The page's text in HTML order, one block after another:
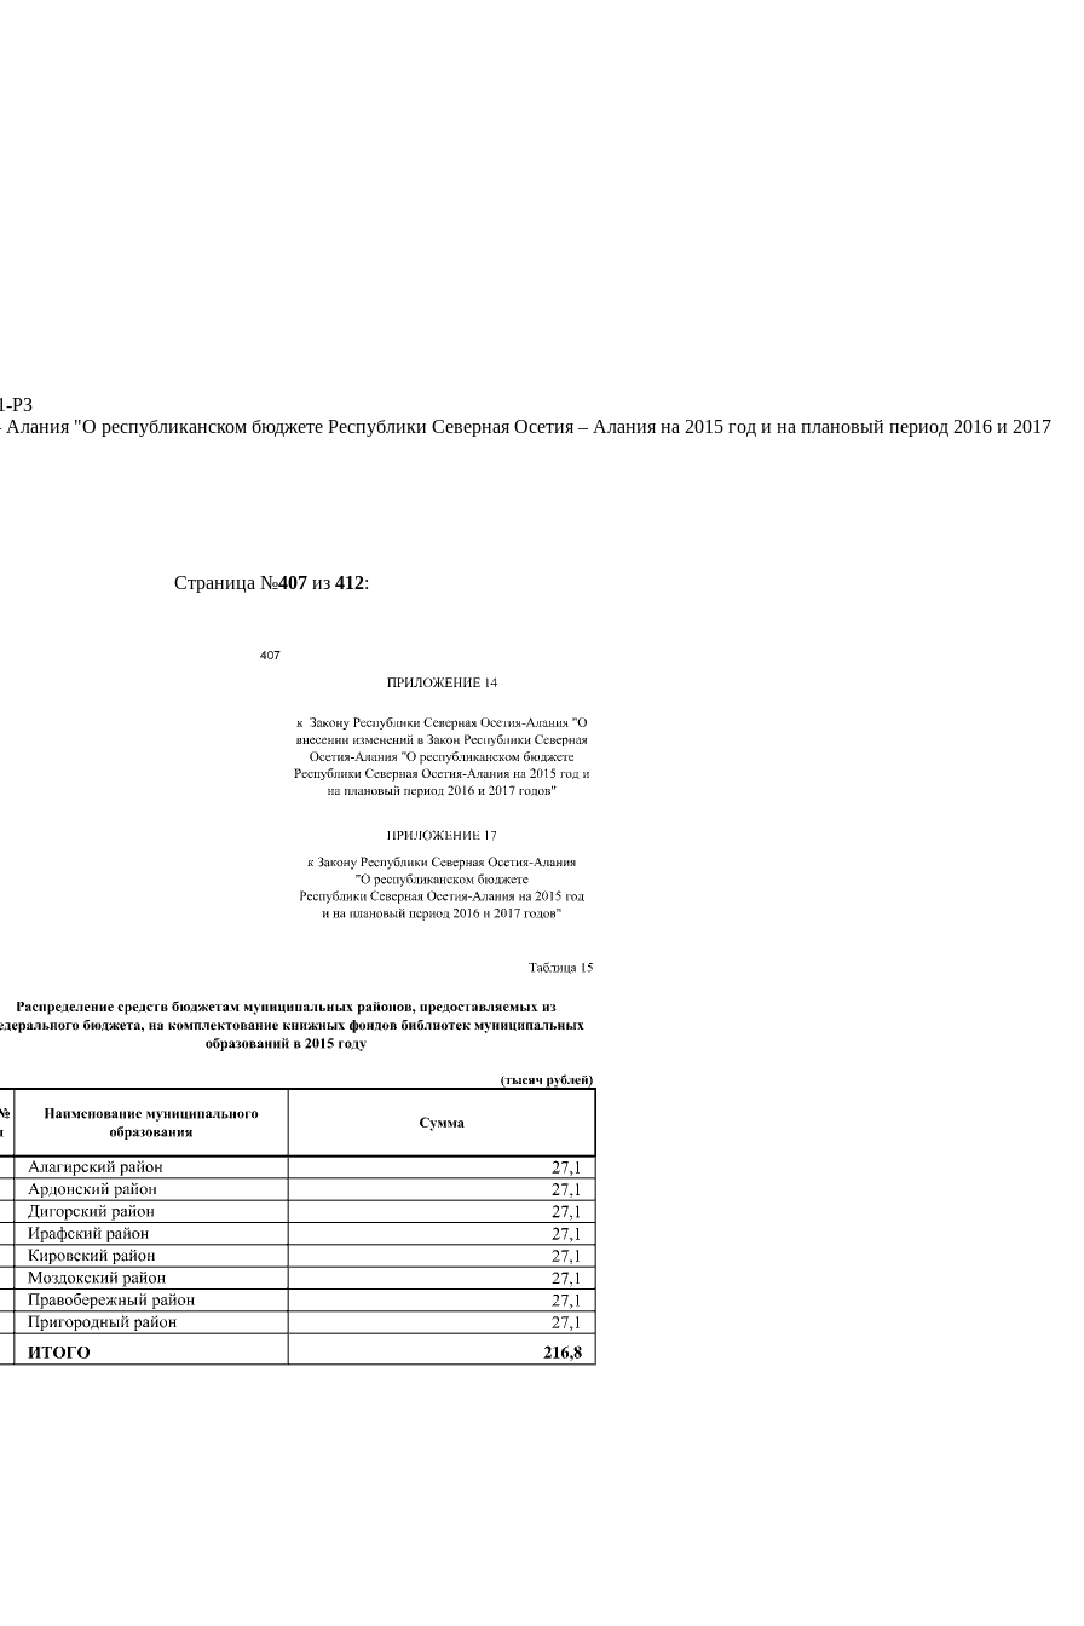
РЗ
"О республиканском бюджете Республики Северная Осетия – Алания на 2015 год и на плановый период 2016 и 2017
Страница №407из 412: